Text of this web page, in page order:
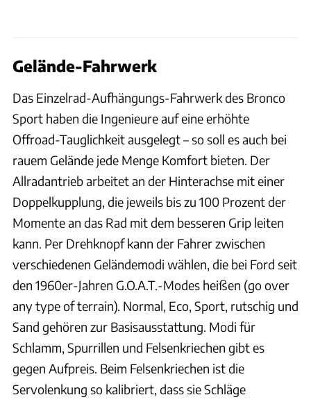
Gelände-Fahrwerk
Das Einzelrad-Aufhängungs-Fahrwerk des Bronco
Sport haben die Ingenieure auf eine erhöhte
Offroad-Tauglichkeit ausgelegt – so soll es auch bei
rauem Gelände jede Menge Komfort bieten. Der
Allradantrieb arbeitet an der Hinterachse mit einer
Doppelkupplung, die jeweils bis zu 100 Prozent der
Momente an das Rad mit dem besseren Grip leiten
kann. Per Drehknopf kann der Fahrer zwischen
verschiedenen Geländemodi wählen, die bei Ford seit
den 1960er-Jahren G.O.A.T.-Modes heißen (go over
any type of terrain). Normal, Eco, Sport, rutschig und
Sand gehören zur Basisausstattung. Modi für
Schlamm, Spurrillen und Felsenkriechen gibt es
gegen Aufpreis. Beim Felsenkriechen ist die
Servolenkung so kalibriert, dass sie Schläge